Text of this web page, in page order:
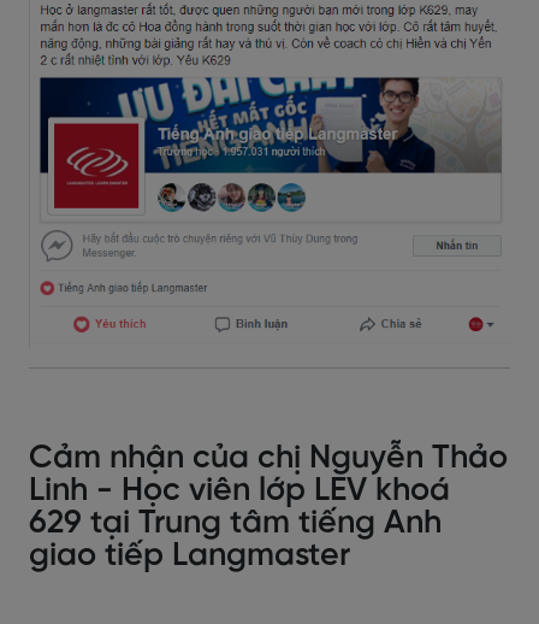
Cảm nhận của chị Nguyễn Thảo
Linh - Học viên lớp LEV khoá
629 tại Trung tâm tiếng Anh
giao tiếp Langmaster